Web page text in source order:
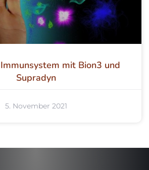
mit Bion3 und
Supradyn
5. November 2021